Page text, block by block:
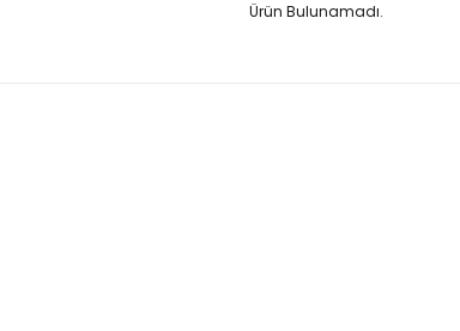
Ürün Bulunamadı.